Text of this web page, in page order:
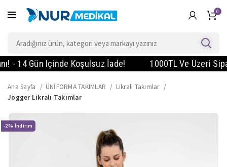
0
14 Gün Içinde Koşulsuz İade! 1000TL Ve Üzeri
Ana Sayfa ÜNİFORMA TAKIMLAR
Likralı Takımlar
Jogger Likralı Takımlar
-2%